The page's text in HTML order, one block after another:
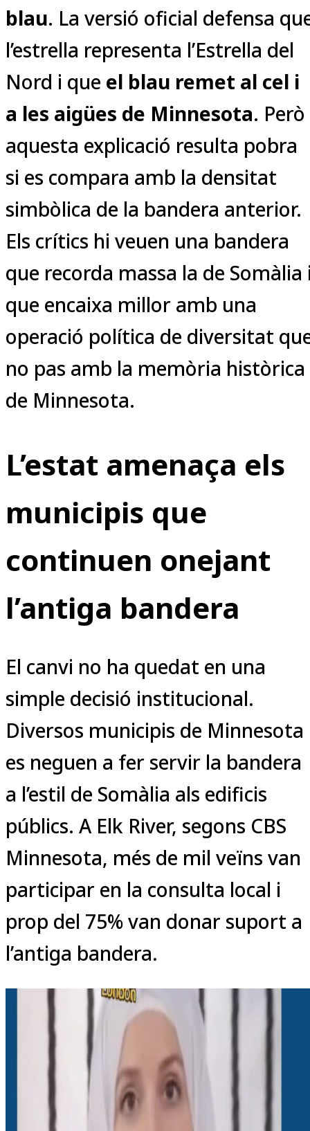
blau. La versió oficial defensa
l’estrella representa l’Estrella del
Nord i que el blau remet al cel i
a les aigües de Minnesota. Però
aquesta explicació resulta pobra
si es compara amb la densitat
simbòlica de la bandera anterior.
Els crítics hi veuen una bandera
que recorda massa la de Somàlia
que encaixa millor amb una
operació política de diversitat
no pas amb la memòria històrica
de Minnesota.
L’estat amenaça els
municipis que
continuen onejant
l’antiga bandera
El canvi no ha quedat en una
simple decisió institucional.
Diversos municipis de Minnesota
es neguen a fer servir la bandera
a l’estil de Somàlia als edificis
públics. A Elk River, segons CBS
Minnesota, més de mil veïns van
participar en la consulta local i
prop del 75% van donar suport a
l’antiga bandera.